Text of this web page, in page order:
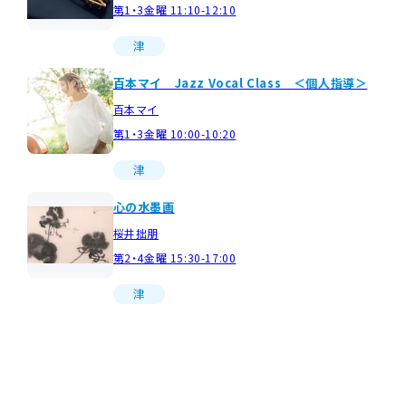
第1・3金曜 11:10-12:10
津
百本マイ Jazz Vocal Class ＜個人指導＞
百本マイ
第1・3金曜 10:00-10:20
津
心の水墨画
桜井拙朋
第2・4金曜 15:30-17:00
津